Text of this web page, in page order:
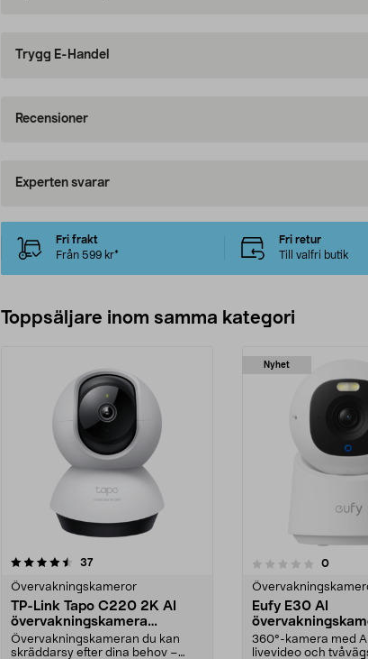
Trygg E-Handel
Recensioner
Experten svarar
Fri frakt
Från 599 kr*
Fri retur
Till valfri butik
Toppsäljare inom samma kategori
37recensioner
Övervakningskameror
TP-Link Tapo C220 2K AI
övervakningskamera
inomhus
Övervakningskameran du kan
skräddarsy efter dina behov –
Nyhet
0.0 av 5 stjärnor 0
Eufy E30 AI
inomhus
360°-kamera med
livevideo och
4.5 av 5